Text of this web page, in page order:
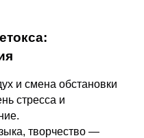
и смена обстановки
стресса и
творчество —